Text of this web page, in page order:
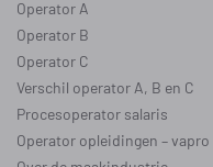
Operator A
Operator B
Operator C
Verschil operator A, B en C
Procesoperator salaris
Operator opleidingen –vapro